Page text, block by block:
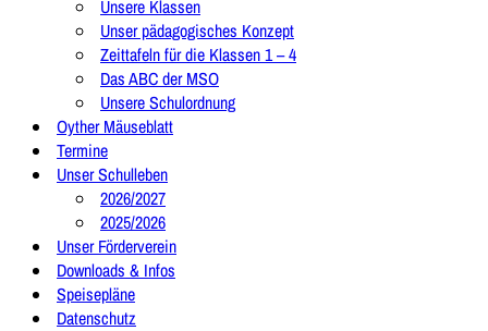
Unsere Klassen
Unser pädagogisches Konzept
Zeittafeln für die Klassen 1 – 4
Das ABC der MSO
Unsere Schulordnung
Oyther Mäuseblatt
Termine
Unser Schulleben
2026/2027
2025/2026
Unser Förderverein
Downloads & Infos
Speisepläne
Datenschutz